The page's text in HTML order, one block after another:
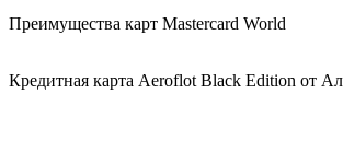
Преимущества карт Mastercard World
Кредитная карта Aeroflot Black Edition от